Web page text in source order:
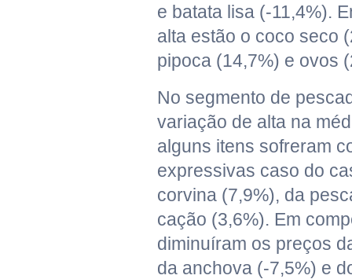
e batata lisa (-11,4%).
alta estão o coco seco
pipoca (14,7%) e ovos
No segmento de
variação de alta na
alguns itens sofreram
expressivas caso do
corvina (7,9%), da
cação (3,6%). Em
diminuíram os preços
da anchova (-7,5%) e